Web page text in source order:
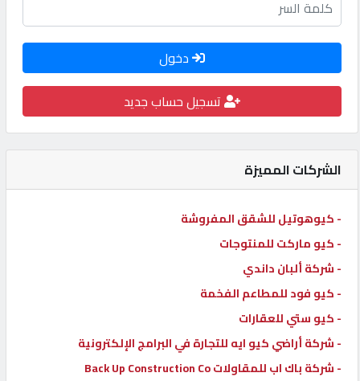
كيو
كيو
ماركت
الدليل
القطري
POWERED
QHOST
دخول
تسجيل حساب جديد
الشركات المميزة
- كيوهوتيل للشقق المفروشة
- كيو ماركت للمنتوجات
- شركة ألبان داندي
- كيو فود للمطاعم الفخمة
- كيو ستي للعقارات
- شركة أراضي كيو ايه للتجارة في البرامج الإلكترونية
- شركة باك اب للمقاولات Back Up Construction Co